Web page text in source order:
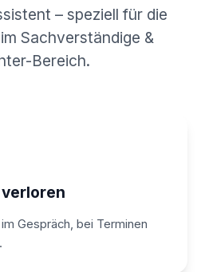
– speziell für die
Sachverständige &
Bereich.
Gespräch, bei Terminen